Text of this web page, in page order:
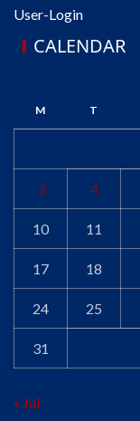
User-Login
CALENDAR
M T
3 4
10 11
17 18
24 25
31
« Jul